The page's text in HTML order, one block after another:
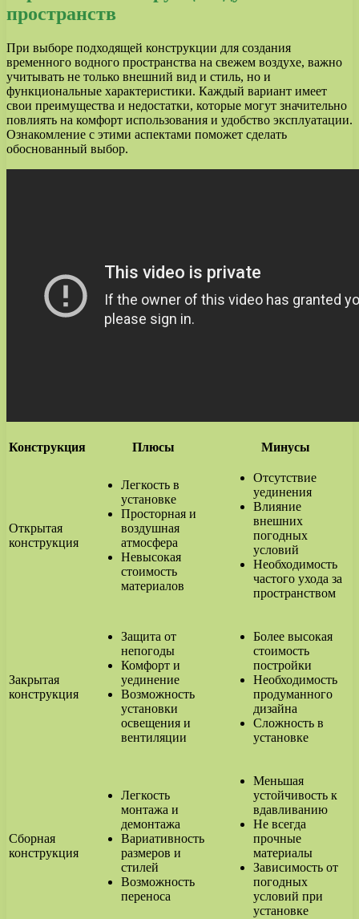
пространств
При выборе подходящей конструкции для создания
временного водного пространства на свежем воздухе, важно
учитывать не только внешний вид и стиль, но и
функциональные характеристики. Каждый вариант имеет
свои преимущества и недостатки, которые могут значительно
повлиять на комфорт использования и удобство эксплуатации.
Ознакомление с этими аспектами поможет сделать
обоснованный выбор.
Конструкция Плюсы Минусы
Открытая
конструкция
Легкость в
установке
Просторная и
воздушная
атмосфера
Невысокая
стоимость
материалов
Отсутствие
уединения
Влияние
внешних
погодных
условий
Необходимость
частого ухода за
пространством
Закрытая
конструкция
Защита от
непогоды
Комфорт и
уединение
Возможность
установки
освещения и
вентиляции
Более высокая
стоимость
постройки
Необходимость
продуманного
дизайна
Сложность в
установке
Сборная
конструкция
Легкость
монтажа и
демонтажа
Вариативность
размеров и
стилей
Возможность
переноса
Меньшая
устойчивость к
вдавливанию
Не всегда
прочные
материалы
Зависимость от
погодных
условий при
установке